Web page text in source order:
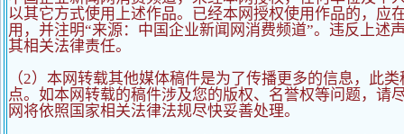
以其它方式使用上述作品。已经本网授权使用作品的，应
用，并注明“来源：中国企业新闻网消费频道”。违反上述
其相关法律责任。
（2） 本网转载其他媒体稿件是为了传播更多的信息，此
点。如本网转载的稿件涉及您的版权、名誉权等问题，请
网将依照国家相关法律法规尽快妥善处理。